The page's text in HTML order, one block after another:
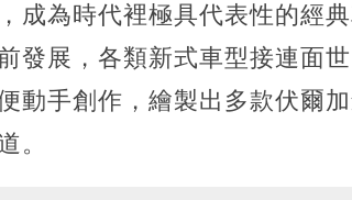
成為時代裡極具代表性的經
發展，各類新式車型接連面
動手創作，繪製出多款伏爾
。